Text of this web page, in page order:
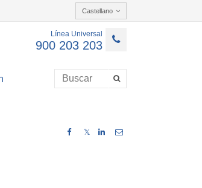
Castellano
Línea Universal
900 203 203
𝕏